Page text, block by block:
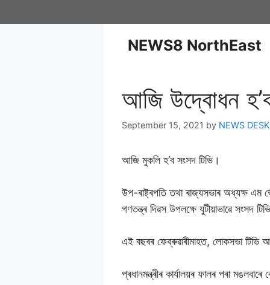
NEWS8 NorthEast
আজি উদ্বোধন
September 15, 2021 by NEWS DESK
আজি মুকলি হ’ব সংসদ টিভি।
উপ-ৰাষ্ট্ৰপতি তথা ৰাজ্যসভাৰ অধ্যক্ষ এম
গণতন্ত্ৰ দিৱস উপলক্ষে যুটীয়াভাৱে সংসদ
এই বছৰৰ ফেব্ৰুৱাৰীমাহত, লোকসভা টিভি
প্ৰধানমন্ত্ৰীৰ কাৰ্যালয়ৰ ফালৰ পৰা